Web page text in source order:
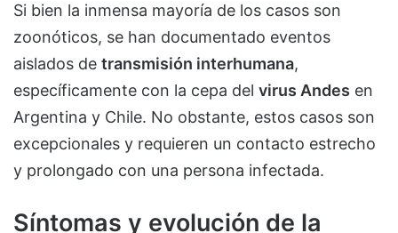
Si bien la inmensa mayoría de los casos son
zoonóticos, se han documentado eventos
aislados de transmisión interhumana,
específicamente con la cepa del virus Andes en
Argentina y Chile. No obstante, estos casos son
excepcionales y requieren un contacto estrecho
y prolongado con una persona infectada.
Síntomas y evolución de la